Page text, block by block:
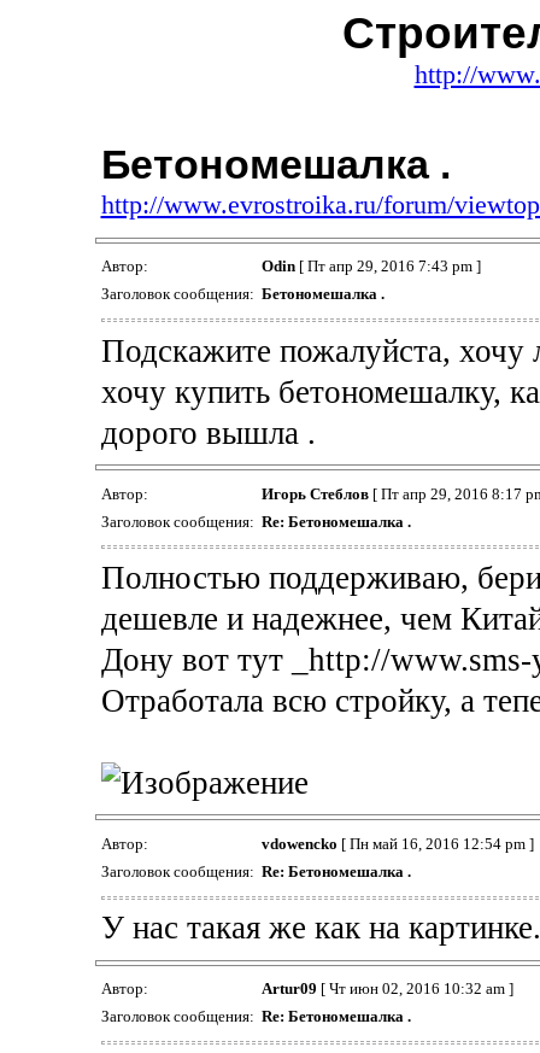
http://
Бетономешалка .
http://www.evrostroika.ru/forum/
Автор: Odin[ Пт апр 29, 2016 7:43 pm ]
Заголовок сообщения: Бетономешалка .
Подскажите пожалуйста, хочу
хочу купить бетономешалку,
дорого вышла .
Автор: Игорь Стеблов[ Пт апр 29, 2016 8:17
Заголовок сообщения: Re: Бетономешалка .
Полностью поддерживаю,
дешевле и надежнее, чем
Дону вот тут _http://
Отработала всю стройку, а
Автор: vdowencko [ Пн май 16, 2016 12:54 pm ]
Заголовок сообщения: Re: Бетономешалка .
У нас такая же как на картинке.
Автор: Artur09 [ Чт июн 02, 2016 10:32 am ]
Заголовок сообщения: Re: Бетономешалка .